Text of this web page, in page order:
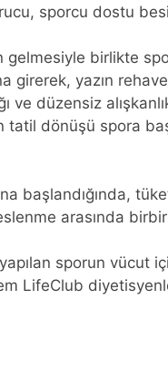
sporcu dostu
gelmesiyle birlikte
girerek, yazın
ve düzensiz
tatil dönüşü spora
başlandığında,
arasında
sporun vücut
LifeClub